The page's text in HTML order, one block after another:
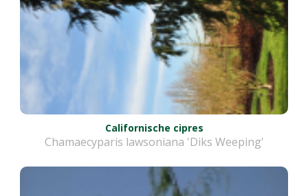
Californische cipres
Chamaecyparis lawsoniana 'Diks Weeping'